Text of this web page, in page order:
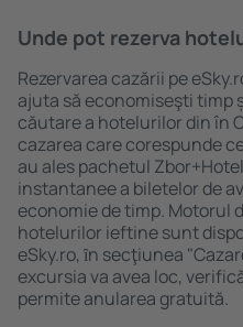
Unde pot rezerva
Rezervarea cazării pe
ajuta să economiseşti timp
căutare a hotelurilor din în
cazarea care corespunde
au ales pachetul
instantanee a biletelor de
economie de timp. Motorul
hotelurilor ieftine sunt
eSky.ro, ȋn secţiunea
excursia va avea loc,
permite anularea gratuită.